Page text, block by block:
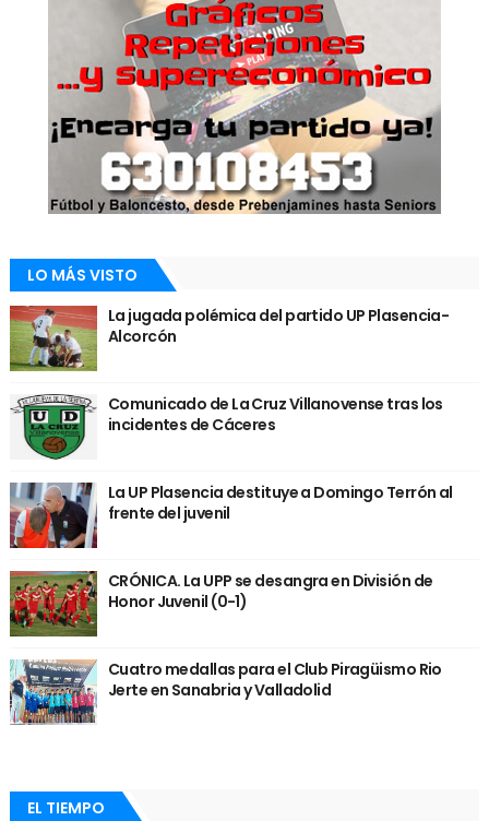
LO MÁS VISTO
La jugada polémica del partido UP Plasencia-
Alcorcón
Comunicado de La Cruz Villanovense tras los
incidentes de Cáceres
La UP Plasencia destituye a Domingo Terrón al
frente del juvenil
CRÓNICA. La UPP se desangra en División de
Honor Juvenil (0-1)
Cuatro medallas para el Club Piragüismo Rio
Jerte en Sanabria y Valladolid
EL TIEMPO